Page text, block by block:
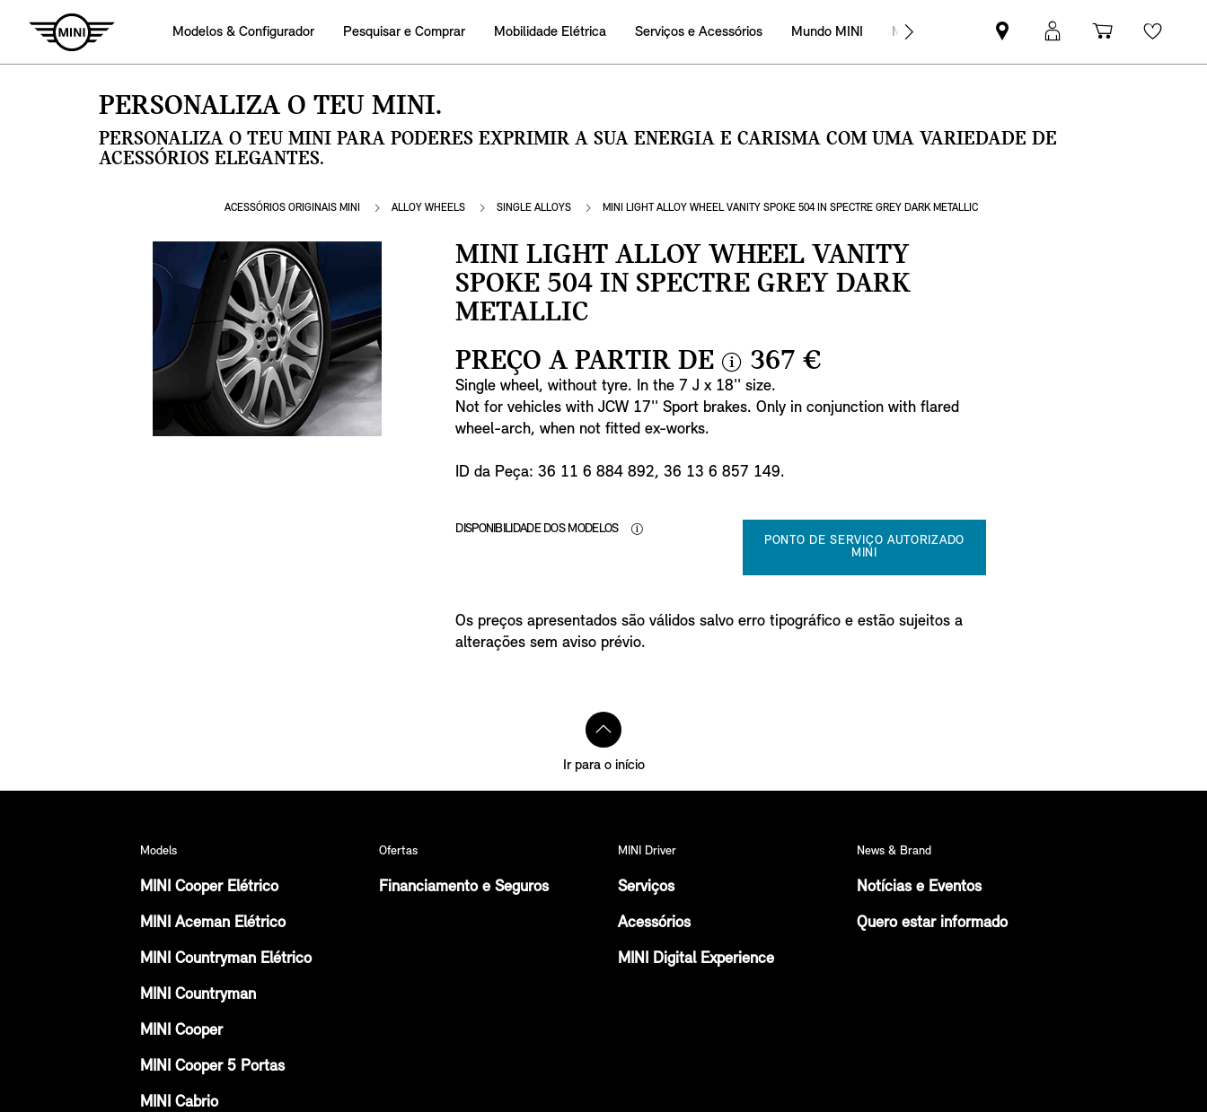
Modelos & Configurador Pesquisar e Comprar Mobilidade Elétrica Serviços e Acessórios Mundo MINI MINI Empresas
Pesquisar
parceiro
Iniciar
sessão
Carrinho
de
PERSONALIZA O TEU MINI.
PERSONALIZA O TEU MINI PARA PODERES EXPRIMIR A SUA ENERGIA E CARISMA COM UMA VARIEDADE DE
ACESSÓRIOS ELEGANTES.
ACESSÓRIOS ORIGINAIS MINI ALLOY WHEELS SINGLE ALLOYS MINI LIGHT ALLOY WHEEL VANITY SPOKE 504 IN SPECTRE GREY DARK METALLIC
MINI LIGHT ALLOY WHEEL VANITY
SPOKE 504 IN SPECTRE GREY DARK
METALLIC
PREÇO A PARTIR DE
i
n
367 €
Single wheel, without tyre. In the 7 J x 18'' size.
Not for vehicles with JCW 17'' Sport brakes. Only in conjunction with flared
wheel-arch, when not fitted ex-works.
ID da Peça: 36 11 6 884 892, 36 13 6 857 149.
DISPONIBILIDADE DOS MODELOS
PONTO DE SERVIÇO AUTORIZADO
MINI
Os preços apresentados são válidos salvo erro tipográfico e estão sujeitos a
alterações sem aviso prévio.
Ir para o início
Models
MINI Cooper Elétrico
MINI Aceman Elétrico
MINI Countryman Elétrico
MINI Countryman
MINI Cooper
MINI Cooper 5 Portas
MINI Cabrio
Ofertas
Financiamento e Seguros
MINI Driver
Serviços
Acessórios
MINI Digital Experience
News & Brand
Notícias e Eventos
Quero estar informado